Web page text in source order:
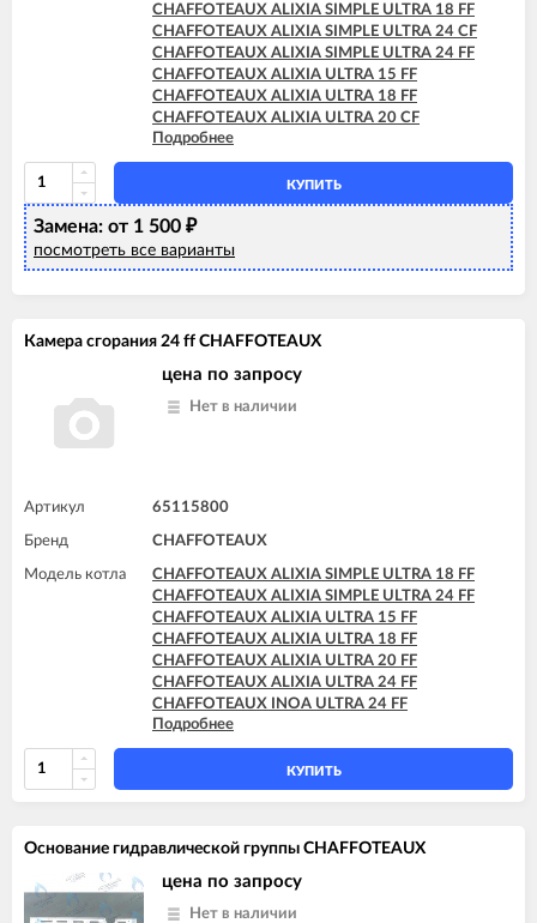
CHAFFOTEAUX ALIXIA SIMPLE ULTRA 18 FF
CHAFFOTEAUX ALIXIA SIMPLE ULTRA 24 CF
CHAFFOTEAUX ALIXIA SIMPLE ULTRA 24 FF
CHAFFOTEAUX ALIXIA ULTRA 15 FF
CHAFFOTEAUX ALIXIA ULTRA 18 FF
CHAFFOTEAUX ALIXIA ULTRA 20 CF
CHAFFOTEAUX ALIXIA ULTRA 20 FF
CHAFFOTEAUX ALIXIA ULTRA 24 CF
CHAFFOTEAUX ALIXIA ULTRA 24 FF
CHAFFOTEAUX INOA ULTRA 24 FF
CHAFFOTEAUX PIGMA ULTRA 25 CF
CHAFFOTEAUX PIGMA ULTRA 25 FF
CHAFFOTEAUX PIGMA ULTRA 30 CF
CHAFFOTEAUX PIGMA ULTRA SYSTEM 25 CF
CHAFFOTEAUX PIGMA ULTRA SYSTEM 30 FF
CHAFFOTEAUX PIGMA ULTRA SYSTEM 35 FF
Подробнее
КУПИТЬ
Замена: от 1 500 ₽
посмотреть все варианты
Камера сгорания 24 ff CHAFFOTEAUX
цена по запросу
Нет в наличии
Артикул 65115800
Бренд CHAFFOTEAUX
Модель котла
CHAFFOTEAUX ALIXIA SIMPLE ULTRA 18 FF
CHAFFOTEAUX ALIXIA SIMPLE ULTRA 24 FF
CHAFFOTEAUX ALIXIA ULTRA 15 FF
CHAFFOTEAUX ALIXIA ULTRA 18 FF
CHAFFOTEAUX ALIXIA ULTRA 20 FF
CHAFFOTEAUX ALIXIA ULTRA 24 FF
CHAFFOTEAUX INOA ULTRA 24 FF
CHAFFOTEAUX PIGMA ULTRA 25 FF
CHAFFOTEAUX PIGMA ULTRA SYSTEM 25 FF
Подробнее
КУПИТЬ
Основание гидравлической группы CHAFFOTEAUX
цена по запросу
Нет в наличии